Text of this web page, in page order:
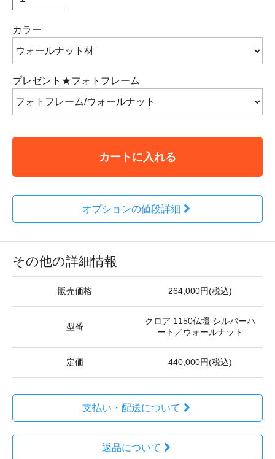
カラー
プレゼント★フォトフレーム
カートに入れる
オプションの値段詳細
その他の詳細情報
販売価格 264,000円(税込)
型番
クロア 1150仏壇 シルバーハ
ート／ウォールナット
定価 440,000円(税込)
支払い・配送について
返品について